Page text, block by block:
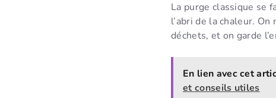
La purge classique se
l’abri de la chaleur.
déchets, et on garde
En lien avec cet
et conseils utiles